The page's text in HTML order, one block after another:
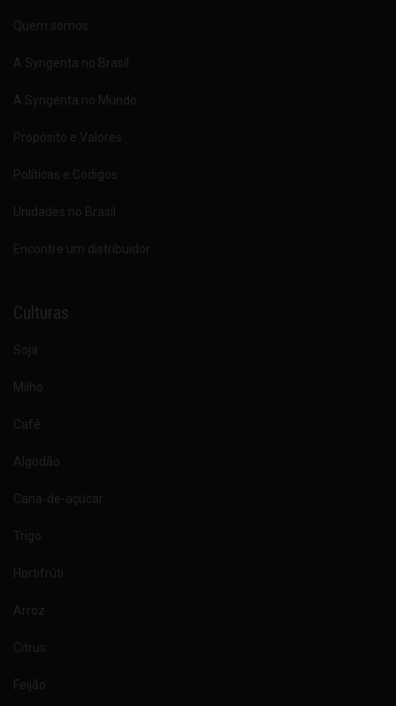
Quem somos
A Syngenta no Brasil
A Syngenta no Mundo
Propósito e Valores
Políticas e Códigos
Unidades no Brasil
Encontre um distribuidor
Culturas
Soja
Milho
Café
Algodão
Cana-de-açúcar
Trigo
Hortifrúti
Arroz
Citrus
Feijão